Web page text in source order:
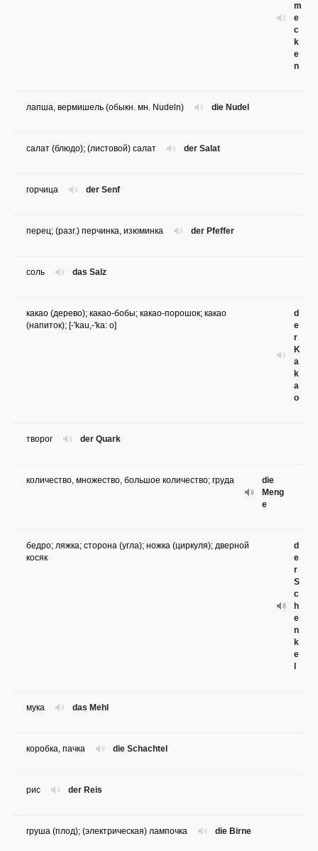
m
e
c
k
e
n
die Nudel
лапша, вермишель (обыкн. мн. Nudeln)
der Salat
салат (блюдо); (листовой) салат
der Senf
горчица
der Pfeffer
перец; (разг.) перчинка, изюминка
das Salz
соль
d
e
r
K
a
k
a
o
какао (дерево); какао-бобы; какао-порошок; какао
(напиток); [-'kau,-'ka: o]
der Quark
творог
die
Meng
e
количество, множество, большое количество; груда
d
e
r
S
c
h
e
n
k
e
бедро; ляжка; сторона (угла); ножка (циркуля); дверной
косяк
das Mehl
мука
die Schachtel
коробка, пачка
der Reis
рис
die Birne
груша (плод); (электрическая) лампочка